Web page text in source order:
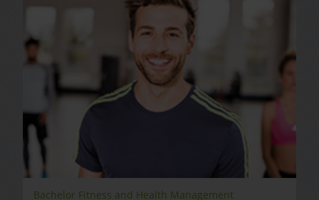
Bachelor Fitness and Health Management